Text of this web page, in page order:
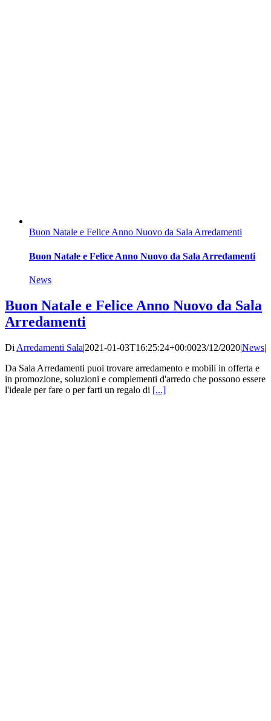
Buon Natale e Felice Anno Nuovo da Sala Arredamenti
Buon Natale e Felice Anno Nuovo da Sala Arredamenti
News
Buon Natale e Felice Anno Nuovo da Sala
Arredamenti
Di Arredamenti Sala|2021-01-03T16:25:24+00:0023/12/2020|News|
Da Sala Arredamenti puoi trovare arredamento e mobili in offerta e
in promozione, soluzioni e complementi d'arredo che possono essere
l'ideale per fare o per farti un regalo di [...]